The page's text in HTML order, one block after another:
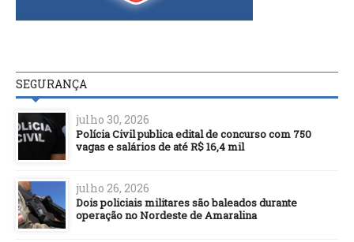
SEGURANÇA
julho 30, 2026
Polícia Civil publica edital de concurso com 750
vagas e salários de até R$ 16,4 mil
julho 26, 2026
Dois policiais militares são baleados durante
operação no Nordeste de Amaralina